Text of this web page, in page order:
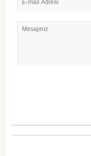
E-mail Adresi
Mesajınız